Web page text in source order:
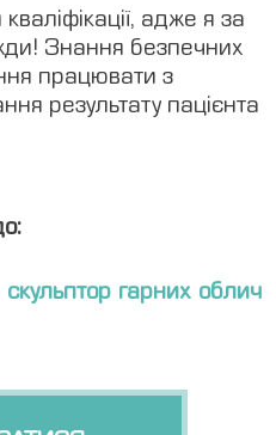
адже я за
Знання безпечних
працювати з
результату пацієнта
гарних облич